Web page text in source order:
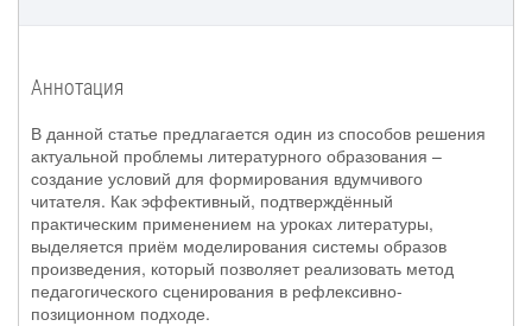
Аннотация
В данной статье предлагается один из способов решения
актуальной проблемы литературного образования –
создание условий для формирования вдумчивого
читателя. Как эффективный, подтверждённый
практическим применением на уроках литературы,
выделяется приём моделирования системы образов
произведения, который позволяет реализовать метод
педагогического сценирования в рефлексивно-
позиционном подходе.